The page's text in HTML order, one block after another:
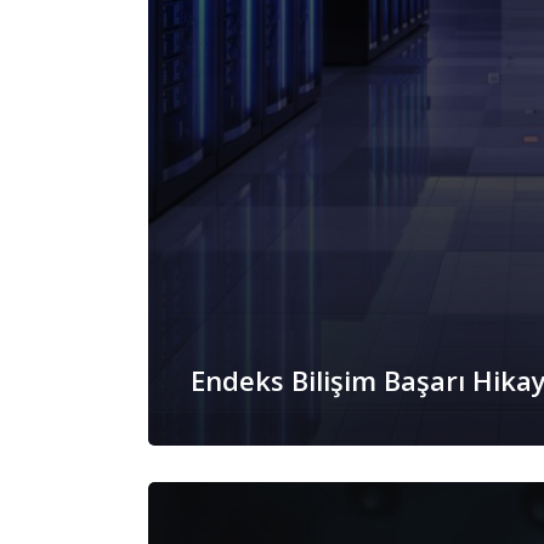
Endeks Bilişim Başarı